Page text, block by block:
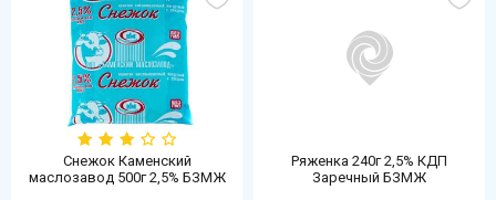
Снежок Каменский
маслозавод 500г 2,5% БЗМЖ
Ряженка 240г 2,5% КДП
Заречный БЗМЖ